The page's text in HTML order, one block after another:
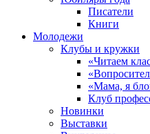
Писатели
Книги
Молодежи
Клубы и кружки
«Читаем
«Мама, я
Клуб
Новинки
Выставки